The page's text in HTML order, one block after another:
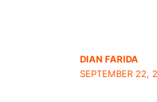
DIAN FARIDA
SEPTEMBER 22,